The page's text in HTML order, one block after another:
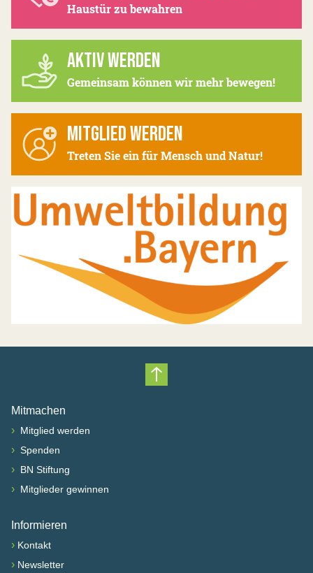
Haustür zu bewahren
AKTIV WERDEN
Gemeinsam können wir mehr bewegen!
MITGLIED WERDEN
Treten Sie ein für Mensch und Natur!
Nach oben scrollen
Mitmachen
› Mitglied werden
› Spenden
› BN Stiftung
› Mitglieder gewinnen
Informieren
› Kontakt
› Newsletter